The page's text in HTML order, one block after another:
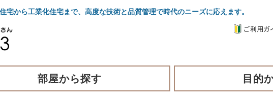
ら工業化住宅まで、高度な技術と品質管理で時代のニーズに応えます。
部屋から探す 目的